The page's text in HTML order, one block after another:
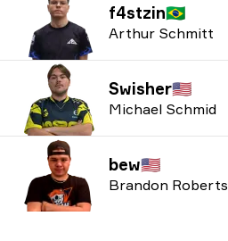
f4stzin🇧🇷
Arthur Schmitt
Swisher🇺🇸
Michael Schmid
bew🇺🇸
Brandon Roberts